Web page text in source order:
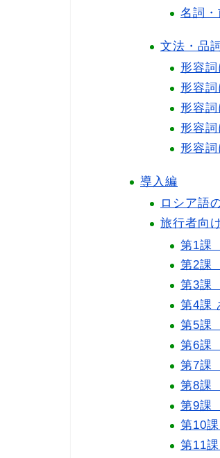
名詞
文法・品
形容
形容
形容
形容
形容
導入編
ロシア語
旅行者向
第1課
第2課
第3課
第4課
第5課
第6課
第7課
第8課
第9課
第10
第11